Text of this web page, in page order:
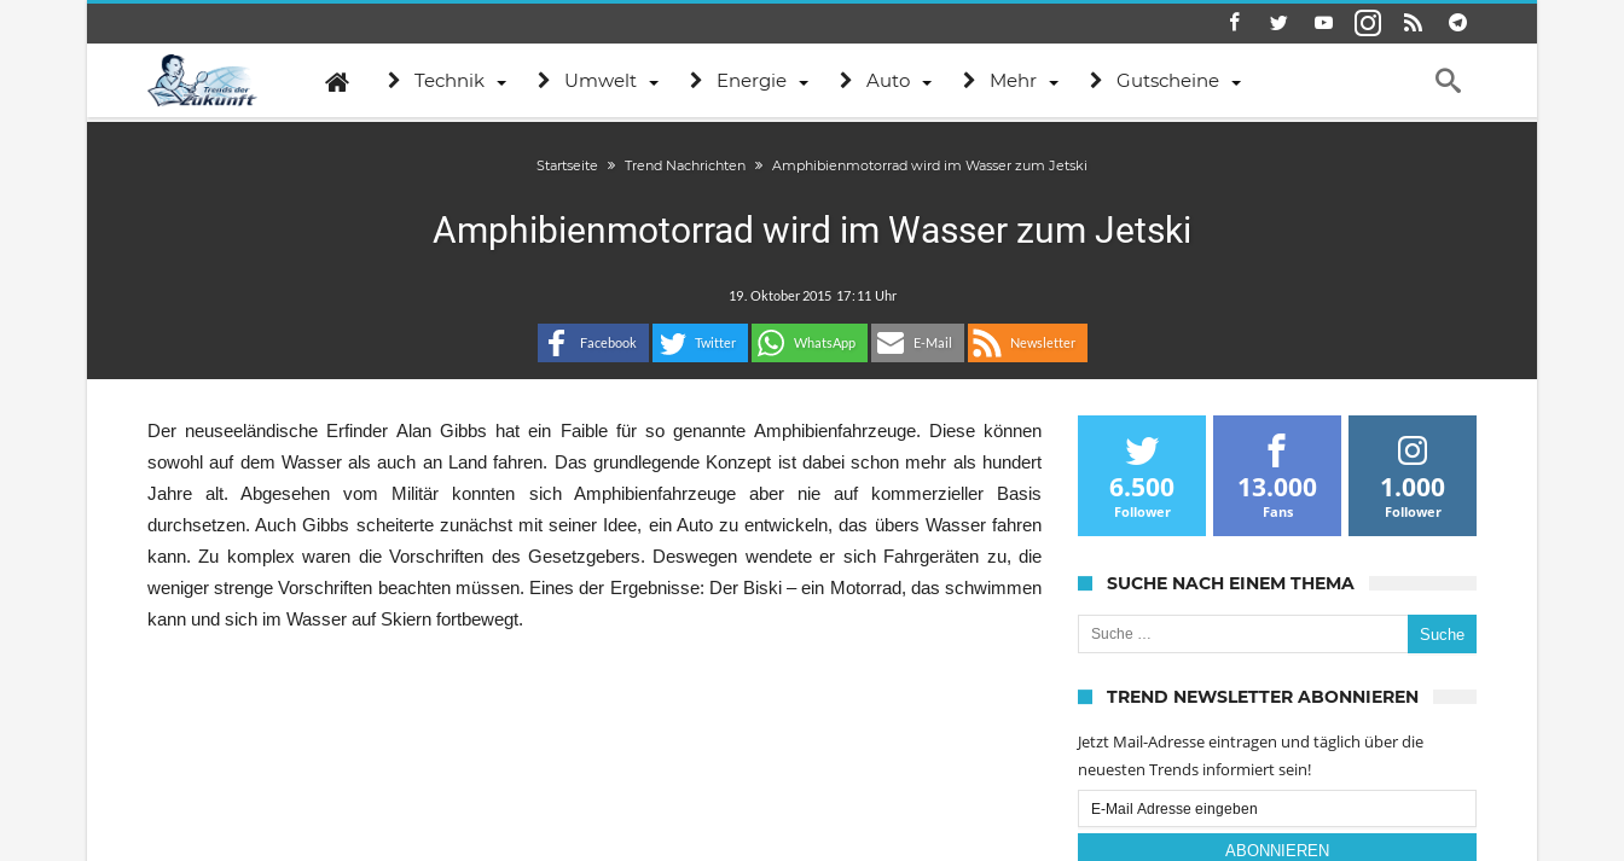
Technik Umwelt Energie Auto Mehr Gutscheine
Startseite Trend Nachrichten Amphibienmotorrad wird im Wasser zum Jetski
Amphibienmotorrad wird im Wasser zum Jetski
:
Facebook Twitter WhatsApp E-Mail Newsletter
Der neuseeländische Erfinder Alan Gibbs hat ein Faible für so genannte Amphibienfahrzeuge. Diese können
sowohl auf dem Wasser als auch an Land fahren. Das grundlegende Konzept ist dabei schon mehr als hundert
Jahre alt. Abgesehen vom Militär konnten sich Amphibienfahrzeuge aber nie auf kommerzieller Basis
durchsetzen. Auch Gibbs scheiterte zunächst mit seiner Idee, ein Auto zu entwickeln, das übers Wasser fahren
kann. Zu komplex waren die Vorschriften des Gesetzgebers. Deswegen wendete er sich Fahrgeräten zu, die
weniger strenge Vorschriften beachten müssen. Eines der Ergebnisse: Der Biski – ein Motorrad, das schwimmen
kann und sich im Wasser auf Skiern fortbewegt.
6.500
Follower
13.000
Fans
1.000
Follower
SUCHE NACH EINEM THEMA
Suche nach:
TREND NEWSLETTER ABONNIEREN
Jetzt Mail-Adresse eintragen und täglich über die
neuesten Trends informiert sein!
Email
Subscription
ABONNIEREN